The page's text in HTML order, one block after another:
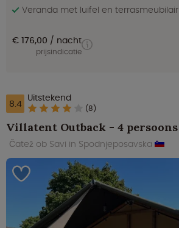
Veranda met luifel en terrasmeubilair
€ 176,00 nacht
prijsindicatie
8.4 Uitstekend
(8)
Villatent Outback - 4 persoons
Čatež ob Savi in Spodnjeposavska